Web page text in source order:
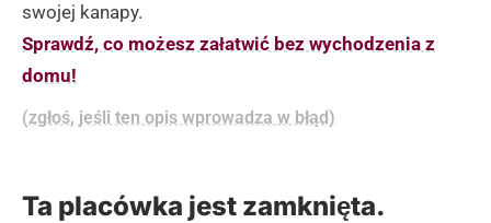
swojej kanapy.
Sprawdź, co możesz załatwić bez wychodzenia z
domu!
(zgłoś, jeśli ten opis wprowadza w błąd)
Ta placówka jest zamknięta.